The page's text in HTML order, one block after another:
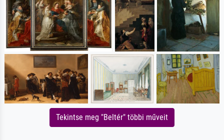
Tekintse meg "Beltér" többi műveit